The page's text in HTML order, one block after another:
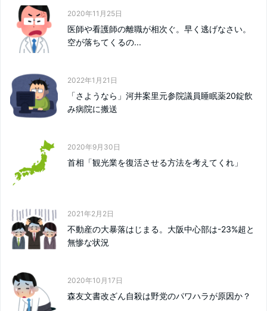
2020年11月25日
医師や看護師の離職が相次ぐ。早く逃げなさい。
空が落ちてくるの...
2022年1月21日
「さようなら」河井案里元参院議員睡眠薬20錠飲
み病院に搬送
2020年9月30日
首相「観光業を復活させる方法を考えてくれ」
2021年2月2日
不動産の大暴落はじまる。大阪中心部は-23%超と
無惨な状況
2020年10月17日
森友文書改ざん自殺は野党のパワハラが原因か？